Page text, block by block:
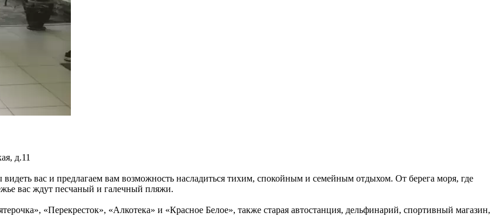
д.11
вас и предлагаем вам возможность насладиться тихим, спокойным и семейным отдыхом. От берега моря, где
вас ждут песчаный и галечный пляжи.
«Перекресток», «Алкотека» и «Красное Белое», также старая автостанция, дельфинарий, спортивный магазин,